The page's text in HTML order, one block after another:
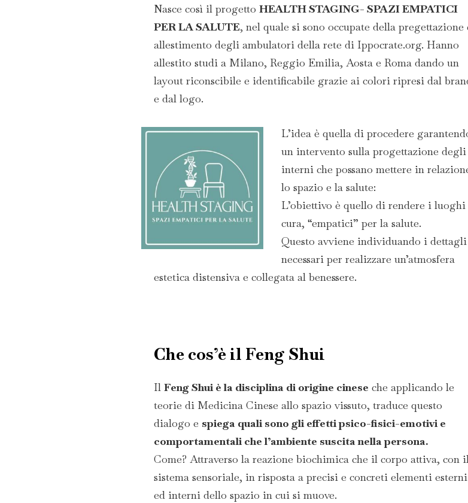
Nasce così il progetto HEALTH STAGING- SPAZI EMPATICI
PER LA SALUTE, nel quale si sono occupate della pregettazione
allestimento degli ambulatori della rete di Ippocrate.org. Hanno
allestito studi a Milano, Reggio Emilia, Aosta e Roma dando un
layout riconscibile e identificabile grazie ai colori ripresi dal
e dal logo.
L’idea è quella di procedere
un intervento sulla progettazione degli
interni che possano mettere in
lo spazio e la salute:
L’obiettivo è quello di rendere i
cura, “empatici” per la salute.
Questo avviene individuando i dettagli
necessari per realizzare un’atmosfera
estetica distensiva e collegata al benessere.
Che cos’è il Feng Shui
Il Feng Shui è la disciplina di origine cinese che applicando le
teorie di Medicina Cinese allo spazio vissuto, traduce questo
dialogo e spiega quali sono gli effetti psico-fisici-emotivi e
comportamentali che l’ambiente suscita nella persona.
Come? Attraverso la reazione biochimica che il corpo attiva, con
sistema sensoriale, in risposta a precisi e concreti elementi esterni
ed interni dello spazio in cui si muove.